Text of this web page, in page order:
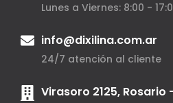
Lunes a Viernes: 8:00 -
info@dixilina.com.ar
24/7 atención al cliente
Virasoro 2125, Rosario